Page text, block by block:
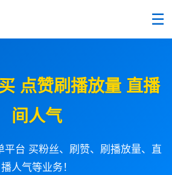
☰
点赞刷播放量 直播
间人气
平台 买粉丝、刷赞、刷播放量、直
播人气等业务！